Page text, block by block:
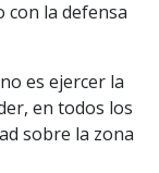
con la defensa
es ejercer la
en todos los
sobre la zona